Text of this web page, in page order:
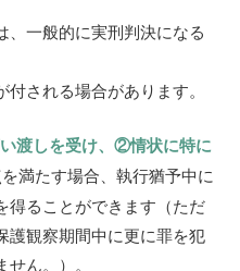
、一般的に実刑判決になる
される場合があります。
渡しを受け、②情状に特に
満たす場合、執行猶予中に
得ることができます（ただ
護観察期間中に更に罪を犯
ん。）。